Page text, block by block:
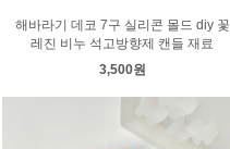
해바라기 데코 7구 실리콘 몰드 diy 꽃
레진 비누 석고방향제 캔들 재료
3,500원